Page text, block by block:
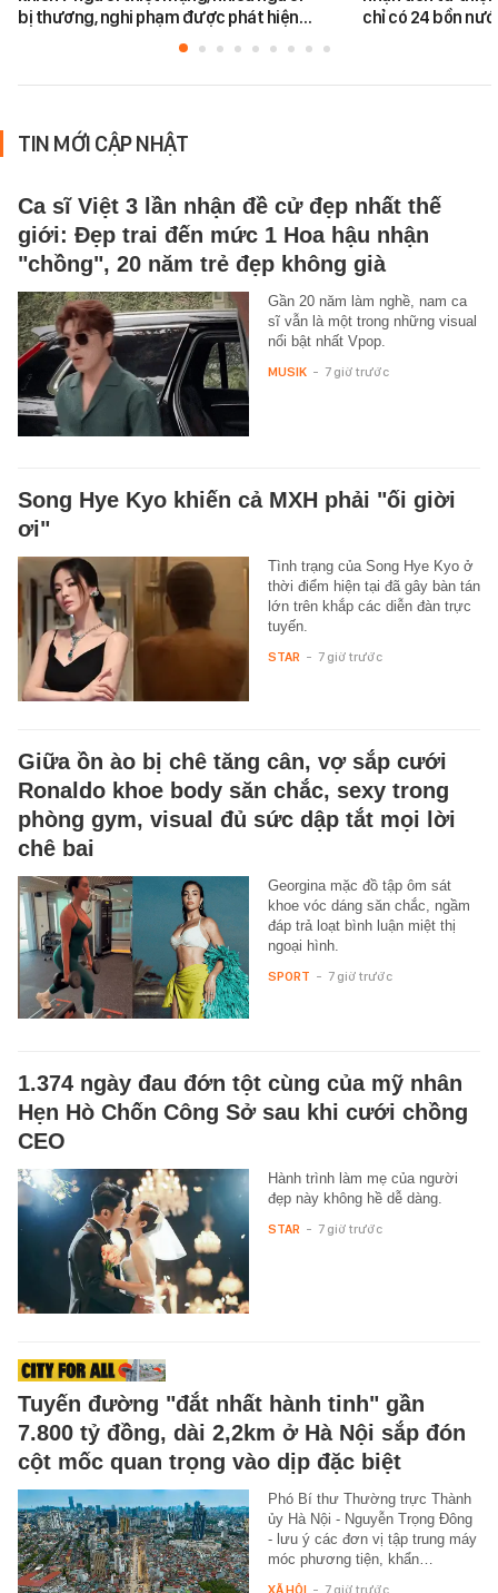
bị thương, nghi phạm được phát hiện…
chỉ có 24 bồn
TIN MỚI CẬP NHẬT
Ca sĩ Việt 3 lần nhận đề cử đẹp nhất thế
giới: Đẹp trai đến mức 1 Hoa hậu nhận
"chồng", 20 năm trẻ đẹp không già
Gần 20 năm làm nghề, nam ca
sĩ vẫn là một trong những visual
nổi bật nhất Vpop.
MUSIK - 7 giờ trước
Song Hye Kyo khiến cả MXH phải "ối giời
ơi"
Tình trạng của Song Hye Kyo ở
thời điểm hiện tại đã gây bàn tán
lớn trên khắp các diễn đàn trực
tuyến.
STAR - 7 giờ trước
Giữa ồn ào bị chê tăng cân, vợ sắp cưới
Ronaldo khoe body săn chắc, sexy trong
phòng gym, visual đủ sức dập tắt mọi lời
chê bai
Georgina mặc đồ tập ôm sát
khoe vóc dáng săn chắc, ngầm
đáp trả loạt bình luận miệt thị
ngoại hình.
SPORT - 7 giờ trước
1.374 ngày đau đớn tột cùng của mỹ nhân
Hẹn Hò Chốn Công Sở sau khi cưới chồng
CEO
Hành trình làm mẹ của người
đẹp này không hề dễ dàng.
STAR - 7 giờ trước
Tuyến đường "đắt nhất hành tinh" gần
7.800 tỷ đồng, dài 2,2km ở Hà Nội sắp đón
cột mốc quan trọng vào dịp đặc biệt
Phó Bí thư Thường trực Thành
ủy Hà Nội - Nguyễn Trọng Đông
- lưu ý các đơn vị tập trung máy
móc phương tiện, khẩn…